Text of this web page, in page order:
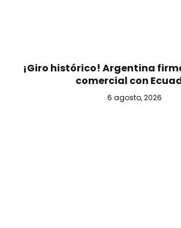
¡Giro histórico! Argentina
comercial con
6 agosto, 2026